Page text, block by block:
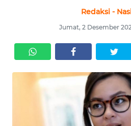
Redaksi -
Jumat, 2 Desember
EKUIN
SAINS-TEKNO